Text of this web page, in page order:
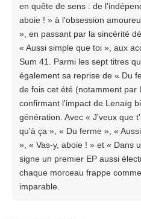
en quête de sens : de
aboie ! » à l'obsession
», en passant par la sincérité
« Aussi simple que toi », aux
Sum 41. Parmi les sept titres
également sa reprise de « Du
de fois cet été (notamment par
confirmant l'impact de Lenaïg
génération. Avec « J'veux que
qu'à ça », « Du ferme », «
», « Vas-y, aboie ! » et « Dans
signe un premier EP aussi
chaque morceau frappe
imparable.